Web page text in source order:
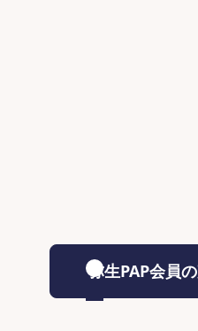
弥生PAP会員